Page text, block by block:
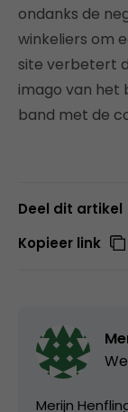
ondanks de
winkeliers om
site verbetert
imago van het
band met de
Deel dit artikel
Kopieer link
Merijn